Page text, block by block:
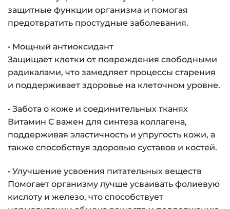
защитные функции организма и помогая
предотвратить простудные заболевания.
• Мощный антиоксидант
Защищает клетки от повреждения свободными
радикалами, что замедляет процессы старения
и поддерживает здоровье на клеточном уровне.
• Забота о коже и соединительных тканях
Витамин C важен для синтеза коллагена,
поддерживая эластичность и упругость кожи, а
также способствуя здоровью суставов и костей.
• Улучшение усвоения питательных веществ
Помогает организму лучше усваивать фолиевую
кислоту и железо, что способствует